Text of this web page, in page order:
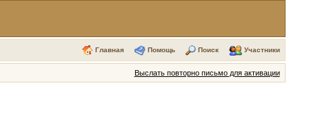
Главная Помощь Поиск Участники
Выслать повторно письмо для активации